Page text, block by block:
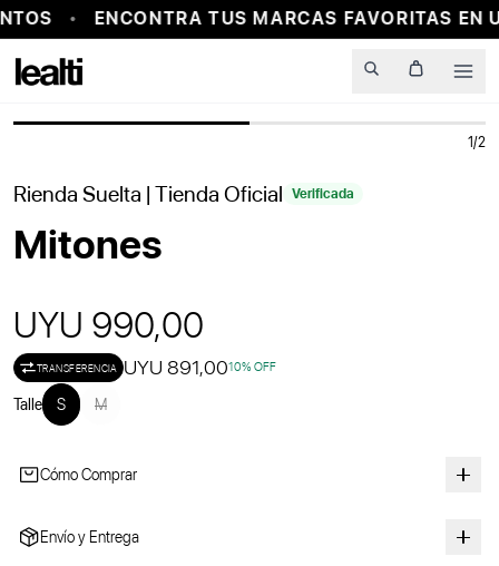
ENCONTRA TUS MARCAS FAVORITAS EN
PROBADOR VIRTUAL
1/2
Rienda Suelta | Tienda Oficial Verificada
Mitones
UYU 990,00
TRANSFERENCIA UYU 891,0010% OFF
Talle S M
Cómo Comprar
Envío y Entrega